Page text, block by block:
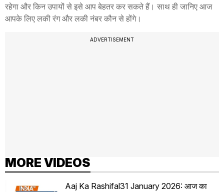
रहेगा और किन उपायों से इसे आप बेहतर कर सकते हैं। साथ ही जानिए आज
आपके लिए लकी रंग और लकी नंबर कौन से होंगे।
ADVERTISEMENT
MORE VIDEOS
Aaj Ka Rashifal31 January 2026: आज का